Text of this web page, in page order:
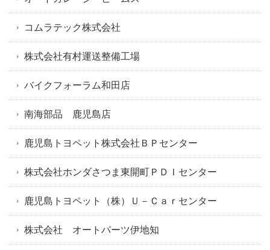
コムラテック株式会社
株式会社有村運送整備工場
バイクフォーラム和田店
南海部品 鹿児島店
鹿児島トヨペット株式会社ＢＰセンター
株式会社ホンダさつま東開町ＰＤＩセンター
鹿児島トヨペット（株）Ｕ－Ｃａｒセンター
株式会社 オートパーツ伊地知